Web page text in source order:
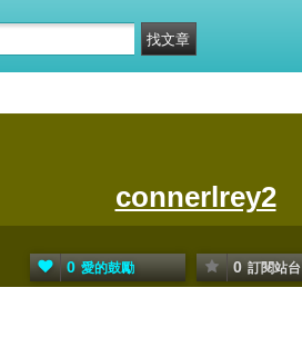
connerlrey2
0 愛的鼓勵 0 訂閱站台